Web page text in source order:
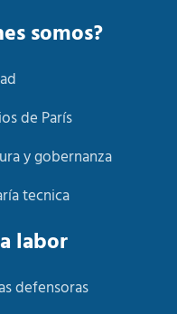
somos?
de París
y gobernanza
tecnica
labor
defensoras